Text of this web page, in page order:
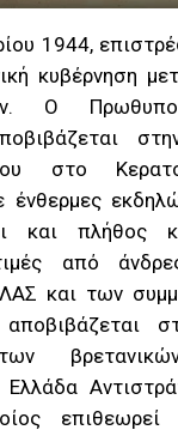
1944,
κυβέρνηση
Ο
στο
ένθερμες
και πλήθος
από
και των